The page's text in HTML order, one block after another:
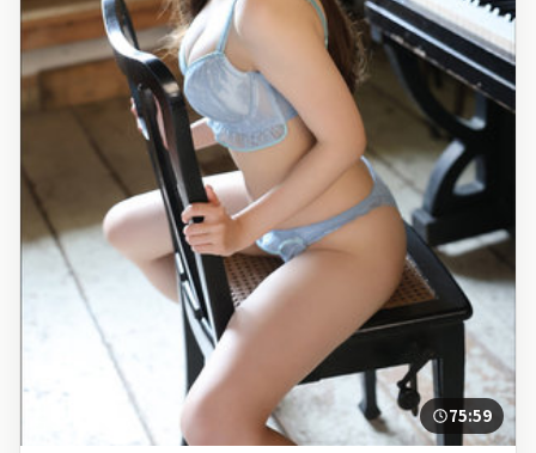
75:59